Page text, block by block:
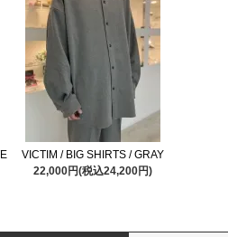
VICTIM / BIG SHIRTS / GRAY
22,000円(税込24,200円)